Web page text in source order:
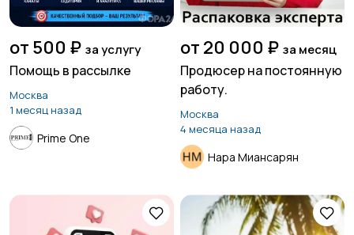
от 500 ₽ за услугу
Помощь в рассылке
Москва
1 месяц назад
Prime One
от 20 000 ₽ за месяц
Продюсер на постоянную
работу.
Москва
4 месяца назад
Нара Миансарян